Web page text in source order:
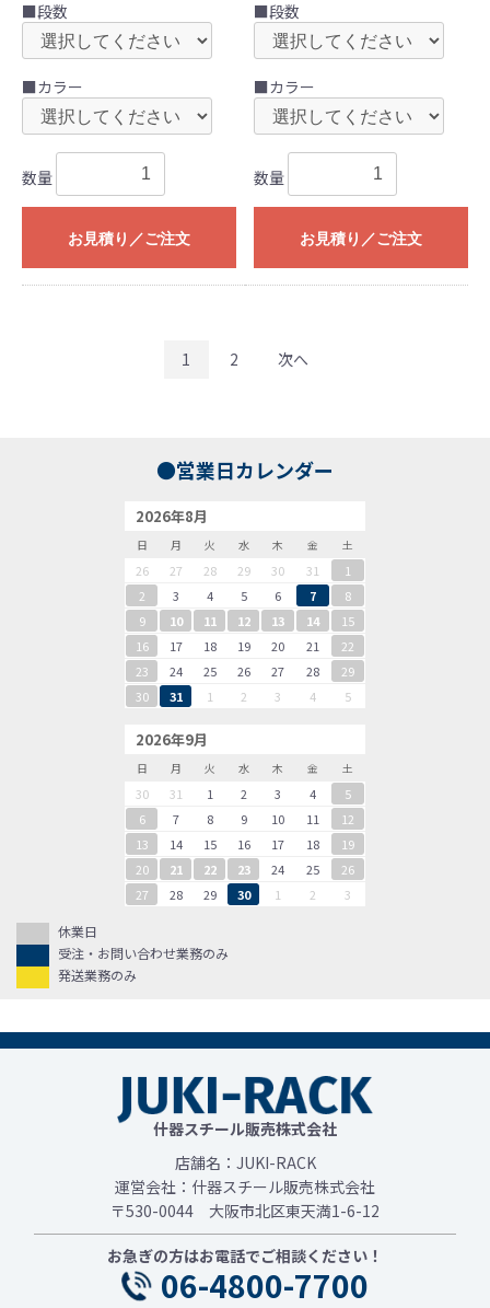
■段数
■カラー
数量
お見積り／ご注文
■段数
■カラー
数量
お見積り／ご注文
1 2 次へ
●営業日カレンダー
2026年8月
日 月 火 水 木 金 土
26 27 28 29 30 31
1
2
3 4 5 6 7
8
9
10 11 12 13 14
15
16
17 18 19 20 21
22
23
24 25 26 27 28
29
30
31 1 2 3 4 5
2026年9月
日 月 火 水 木 金 土
30 31 1 2 3 4
5
6
7 8 9 10 11
12
13
14 15 16 17 18
19
20
21 22 23 24 25
26
27
28 29 30 1 2 3
休業日
受注・お問い合わせ業務のみ
発送業務のみ
什器スチール販売株式会社
店舗名：JUKI-RACK
運営会社：什器スチール販売株式会社
〒530-0044 大阪市北区東天満1-6-12
お急ぎの方はお電話でご相談ください！
06-4800-7700